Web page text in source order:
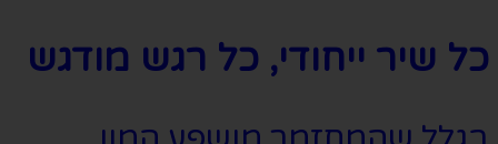
כל שיר ייחודי, כל רגש מודגש